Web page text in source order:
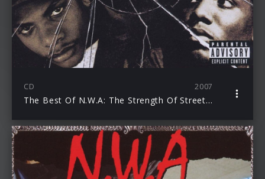
CD 2007
The Best Of N.W.A: The Strength Of Street Knowledge